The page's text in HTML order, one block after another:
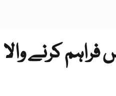
کرنے والا